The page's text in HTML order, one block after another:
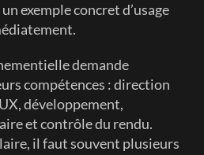
exemple concret d’usage
demande
compétences : direction
développement,
et contrôle du rendu.
il faut souvent plusieurs